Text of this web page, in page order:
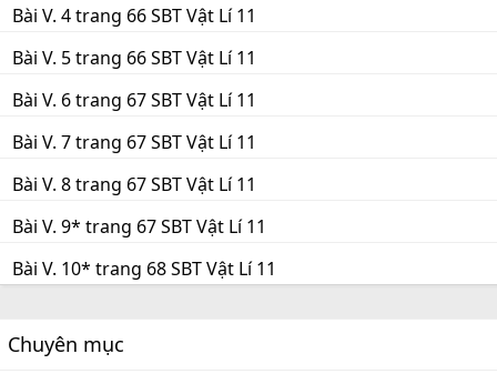
Bài V. 4 trang 66 SBT Vật Lí 11
Bài V. 5 trang 66 SBT Vật Lí 11
Bài V. 6 trang 67 SBT Vật Lí 11
Bài V. 7 trang 67 SBT Vật Lí 11
Bài V. 8 trang 67 SBT Vật Lí 11
Bài V. 9* trang 67 SBT Vật Lí 11
Bài V. 10* trang 68 SBT Vật Lí 11
Chuyên mục